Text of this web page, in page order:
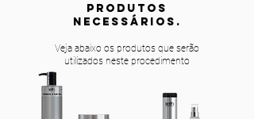
PRODUTOS
NECESSÁRIOS.
Veja abaixo os produtos que serão
utilizados neste procedimento